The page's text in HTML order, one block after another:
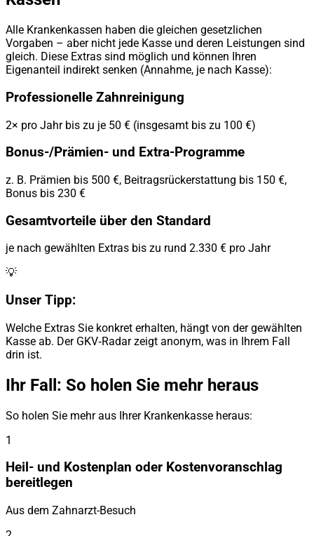
Alle Krankenkassen haben die gleichen gesetzlichen
Vorgaben – aber nicht jede Kasse und deren Leistungen sind
gleich. Diese Extras sind möglich und können Ihren
Eigenanteil indirekt senken (Annahme, je nach Kasse):
Professionelle Zahnreinigung
2× pro Jahr bis zu je 50 € (insgesamt bis zu 100 €)
Bonus-/Prämien- und Extra-Programme
z. B. Prämien bis 500 €, Beitragsrückerstattung bis 150 €,
Bonus bis 230 €
Gesamtvorteile über den Standard
je nach gewählten Extras bis zu rund 2.330 € pro Jahr
💡
Unser Tipp:
Welche Extras Sie konkret erhalten, hängt von der gewählten
Kasse ab. Der GKV‑Radar zeigt anonym, was in Ihrem Fall
drin ist.
Ihr Fall: So holen Sie mehr heraus
So holen Sie mehr aus Ihrer Krankenkasse heraus:
1
Heil- und Kostenplan oder Kostenvoranschlag
bereitlegen
Aus dem Zahnarzt-Besuch